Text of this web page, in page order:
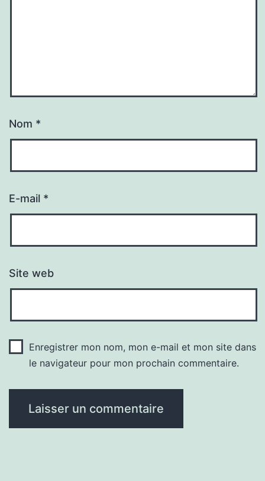
Nom *
E-mail *
Site web
Enregistrer mon nom, mon e-mail et mon site dans
le navigateur pour mon prochain commentaire.